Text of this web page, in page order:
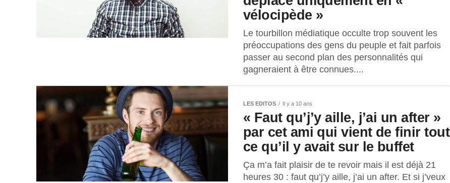
vélocipède »
Le tourbillon médiatique occulte trop souvent les
préoccupations des gens du peuple et fait parfois
passer au second plan des personnalités qui
gagneraient à être connues....
LES EDITOS Il y a 10 ans
« Faut qu’j’y aille, j’ai un after »
par cet ami qui vient de finir tout
ce qu’il y avait sur le buffet
Ça m’a fait plaisir de te revoir mais il est déjà 21
heures 30 : faut qu’j’y aille, j’ai un after. Et si j’veux